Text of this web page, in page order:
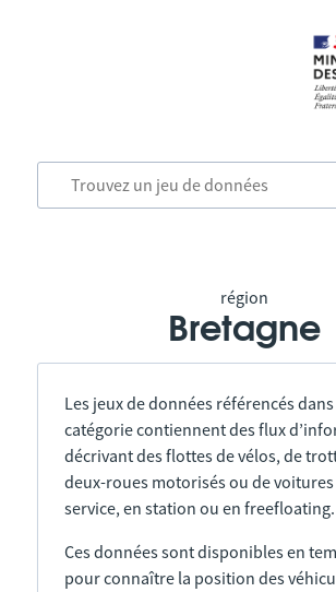
région
Bretagne
Les jeux de données référencés
catégorie contiennent des flux
décrivant des flottes de vélos, de
deux-roues motorisés ou de
service, en station ou en freefloating.
Ces données sont disponibles en
pour connaître la position des